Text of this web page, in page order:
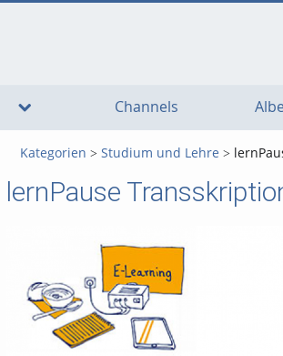
Channels
Kategorien Studium und Lehre
lernPause